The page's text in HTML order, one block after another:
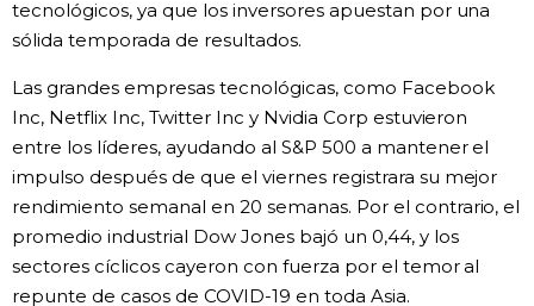
tecnológicos, ya que los inversores apuestan por una
sólida temporada de resultados.
Las grandes empresas tecnológicas, como Facebook
Inc, Netflix Inc, Twitter Inc y Nvidia Corp estuvieron
entre los líderes, ayudando al S&P 500 a mantener el
impulso después de que el viernes registrara su mejor
rendimiento semanal en 20 semanas. Por el contrario, el
promedio industrial Dow Jones bajó un 0,44, y los
sectores cíclicos cayeron con fuerza por el temor al
repunte de casos de COVID-19 en toda Asia.